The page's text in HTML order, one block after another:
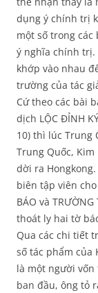
dụng ý chính trị
một số trong
ý nghĩa chính trị.
khớp vào nhau
trường của tác
Cứ theo các bài
dịch LỘC ĐỈNH
10) thì lúc Trung
Trung Quốc,
dời ra
biên tập viên
BÁO và
thoát ly hai tờ
Qua các chi tiết
số tác phẩm của
là một người vốn
ban đầu, ông tỏ